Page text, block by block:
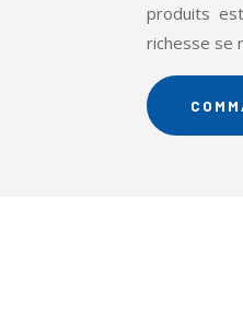
produits
richesse se